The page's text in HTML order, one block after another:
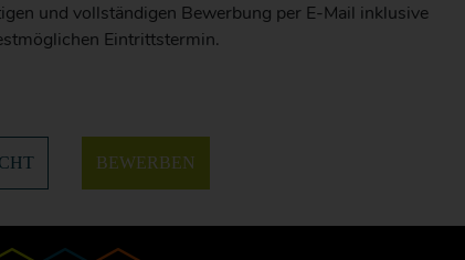
und vollständigen Bewerbung per E-Mail inklusive
Eintrittstermin.
BEWERBEN